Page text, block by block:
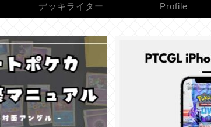
デッキライター Profile